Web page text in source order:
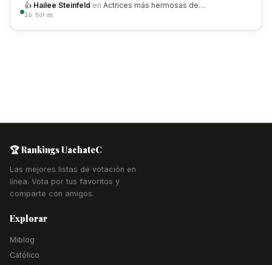
👍 Hailee Steinfeld en Actrices más hermosas de…
16 horas
🏆 Rankings UachateC
Las mejores listas de votación en
línea. Vota por tus favoritos y
comparte con amigos.
Explorar
Miblog
Católico